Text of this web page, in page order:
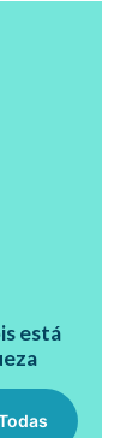
está